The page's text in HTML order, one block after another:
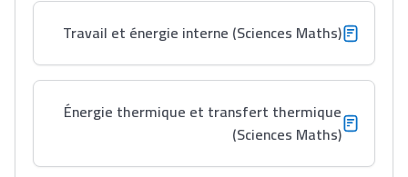
التعليم الثانوي الإعدادي
Travail et énergie interne (Sciences Maths)
Énergie thermique et transfert thermique
(Sciences Maths)